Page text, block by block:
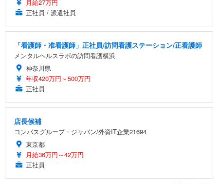
月給27万円
正社員 / 派遣社員
「看護師・准看護師」正社員/訪問看護ステーション/正看護師
メンタルヘルスラボの訪問看護横浜
神奈川県
年収420万円～500万円
正社員
店長候補
コンパスグループ・ジャパン/外資IT企業21694
東京都
月給36万円～42万円
正社員